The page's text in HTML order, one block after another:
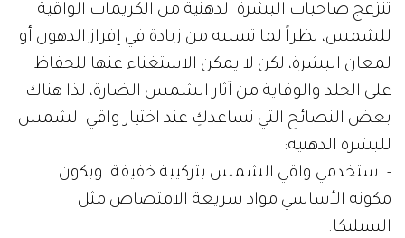
تنزعج صاحبات البشرة الدهنية من الكريمات الواقية
للشمس، نظراً لما تسببه من زيادة في إفراز الدهون أو
لمعان البشرة، لكن لا يمكن الاستغناء عنها للحفاظ
على الجلد والوقاية من آثار الشمس الضارة، لذا هناك
بعض النصائح التي تساعدكِ عند اختيار واقي الشمس
للبشرة الدهنية:
- استخدمي واقي الشمس بتركيبة خفيفة، ويكون
مكونه الأساسي مواد سريعة الامتصاص مثل
السيليكا.